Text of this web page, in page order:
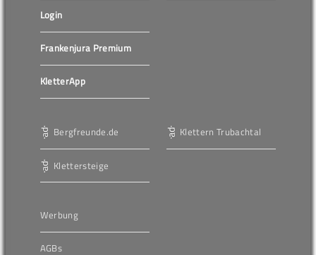
Login
Frankenjura Premium
KletterApp
Bergfreunde.de
Klettersteige
Klettern Trubachtal
Werbung
AGBs